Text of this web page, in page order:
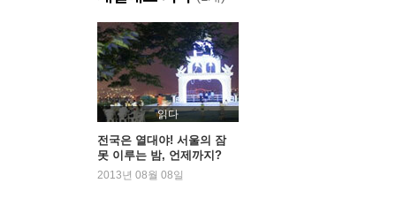
읽다
전국은 열대야! 서울의 잠
못 이루는 밤, 언제까지?
2013년 08월 08일